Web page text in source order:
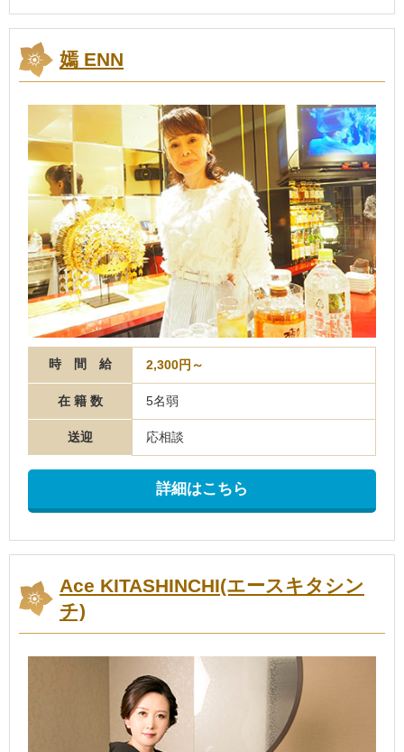
嫣 ENN
時 間 給 2,300円～
在 籍 数 5名弱
送迎 応相談
詳細はこちら
Ace KITASHINCHI(エースキタシン
チ)